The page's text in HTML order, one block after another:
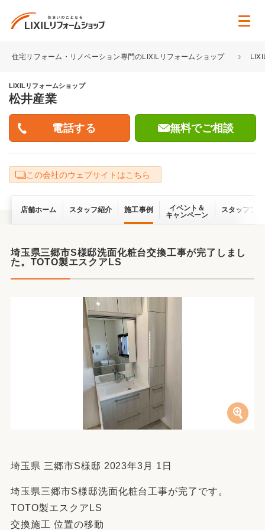
住宅リフォーム・リノベーション専門のLIXILリフォームショップ
LIXILリフォームショップ
松井産業
無料でご相談
この会社のウェブサイトはこちら
店舗ホーム スタッフ紹介 施工事例
イベント＆
キャンペーン
スタッフブ
埼玉県三郷市S様邸洗面化粧台交換工事が完了しまし
た。TOTO製エスクアLS
埼玉県 三郷市S様邸 2023年3月 1日
埼玉県三郷市S様邸洗面化粧台工事が完了です。
TOTO製エスクアLS
交換施工 位置の移動